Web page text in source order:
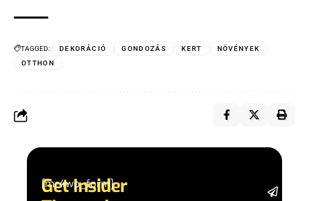
TAGGED: DEKORÁCIÓ GONDOZÁS KERT
NÖVÉNYEK
OTTHON
Get Insider
[mc4wp_form]